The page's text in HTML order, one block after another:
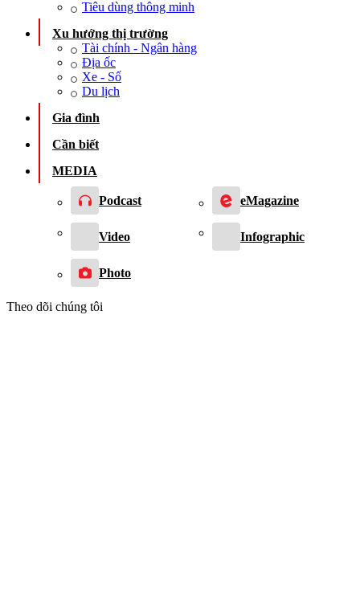
Tiêu dùng thông minh
Xu hướng thị trường
Tài chính - Ngân hàng
Địa ốc
Xe - Số
Du lịch
Gia đình
Cần biết
MEDIA
Podcast eMagazine
Video Infographic
Photo
Theo dõi chúng tôi